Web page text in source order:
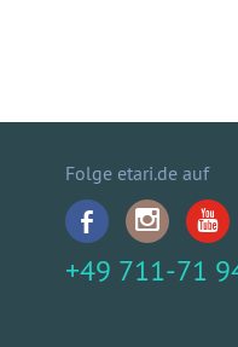
Folge etari.de auf
+49 711-71